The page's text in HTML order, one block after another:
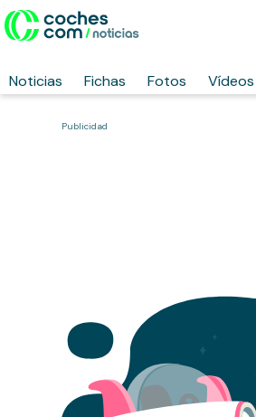
Noticias Fichas Fotos Vídeos
Publicidad